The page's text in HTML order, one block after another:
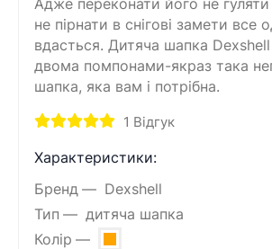
Адже переконати його не
не пірнати в снігові замети все
вдасться. Дитяча шапка
двома помпонами-якраз така
шапка, яка вам і потрібна.
1 Відгук
Характеристики:
Бренд
Dexshell
Тип
дитяча шапка
Колір